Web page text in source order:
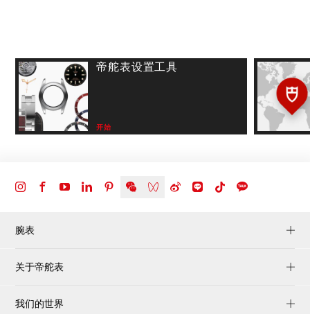
帝舵表设置工具
开始
腕表
关于帝舵表
我们的世界